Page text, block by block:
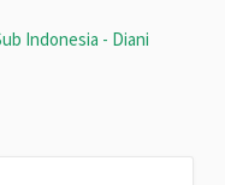
Indonesia - Diani